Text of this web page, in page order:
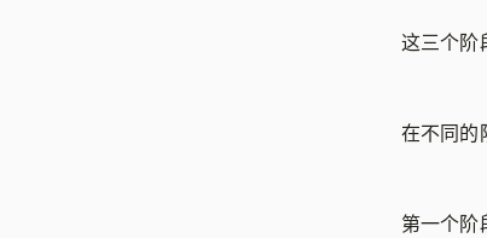
这三个阶
在不同的
第一个阶